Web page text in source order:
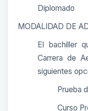
Diplomado
MODALIDAD DE
El bachiller
Carrera de
siguientes
Prueba
Curso